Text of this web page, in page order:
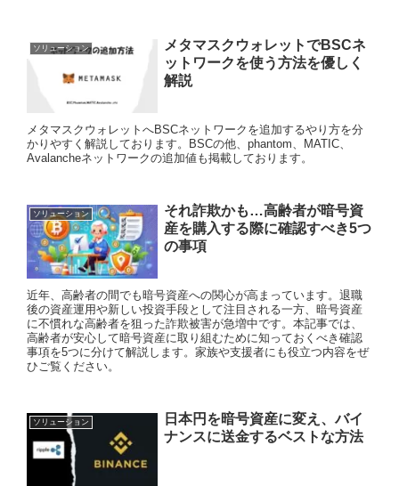
ソリューション
メタマスクウォレットでBSCネ
ットワークを使う方法を優しく
解説
メタマスクウォレットへBSCネットワークを追加するやり方を分
かりやすく解説しております。BSCの他、phantom、MATIC、
Avalancheネットワークの追加値も掲載しております。
ソリューション
それ詐欺かも…高齢者が暗号資
産を購入する際に確認すべき5つ
の事項
近年、高齢者の間でも暗号資産への関心が高まっています。退職
後の資産運用や新しい投資手段として注目される一方、暗号資産
に不慣れな高齢者を狙った詐欺被害が急増中です。本記事では、
高齢者が安心して暗号資産に取り組むために知っておくべき確認
事項を5つに分けて解説します。家族や支援者にも役立つ内容をぜ
ひご覧ください。
ソリューション
日本円を暗号資産に変え、バイ
ナンスに送金するベストな方法